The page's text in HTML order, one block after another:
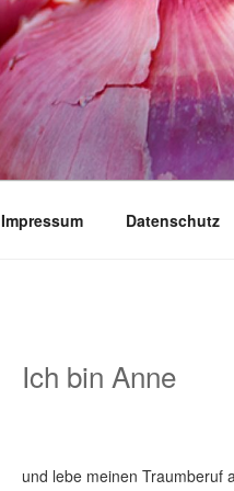
Impressum Datenschutz
Ich bin Anne
und lebe meinen Traumberuf